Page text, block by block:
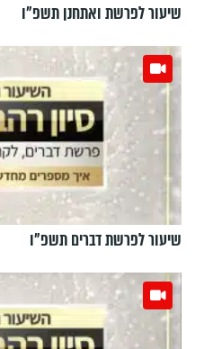
שיעור לפרשת ואתחנן תשפ"ו
שיעור לפרשת דברים תשפ"ו